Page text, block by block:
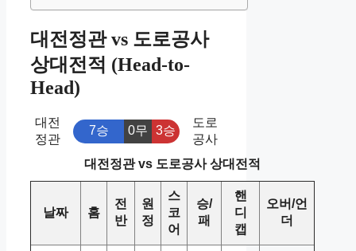
대전정관 vs 도로공사
상대전적 (Head-to-
Head)
대전
정관
7승 0무 3승
도로
공사
대전정관 vs 도로공사 상대전적
날짜 홈
전
반
원
정
스
코
어
승/
패
핸
디
캡
오버/언
더